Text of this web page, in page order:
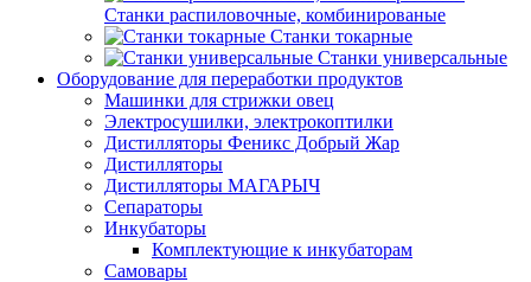
Станки распиловочные, комбинированые
Станки токарные
Станки универсальные
Оборудование для переработки продуктов
Машинки для стрижки овец
Электросушилки, электрокоптилки
Дистилляторы Феникс Добрый Жар
Дистилляторы
Дистилляторы МАГАРЫЧ
Сепараторы
Инкубаторы
Комплектующие к инкубаторам
Самовары